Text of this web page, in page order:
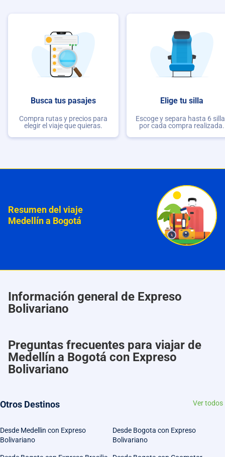
Busca tus pasajes
Compra rutas y precios para
elegir el viaje que quieras.
Elige tu silla
Escoge y separa hasta 6
por cada compra realizada.
Resumen del viaje
Medellín a Bogotá
Información general de Expreso
Bolivariano
Preguntas frecuentes para viajar de
Medellín a Bogotá con Expreso
Bolivariano
Otros Destinos Ver todos
Desde Medellin con Expreso
Bolivariano
Desde Bogota con Expreso
Bolivariano